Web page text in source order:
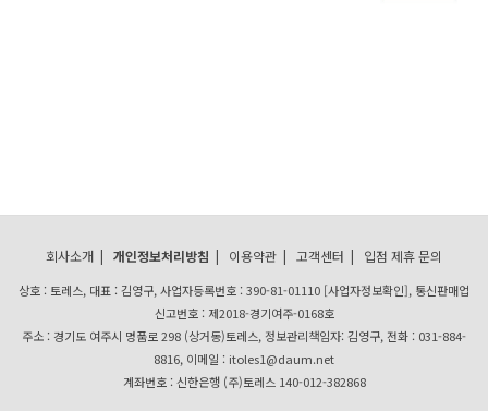
회사소개 | 개인정보처리방침 | 이용약관 | 고객센터 | 입점 제휴 문의
상호 : 토레스, 대표 : 김영구, 사업자등록번호 : 390-81-01110 [사업자정보확인], 통신판매업
신고번호 : 제2018-경기여주-0168호
주소 : 경기도 여주시 명품로 298 (상거동)토레스, 정보관리책임자: 김영구, 전화 : 031-884-
8816, 이메일 : itoles1@daum.net
계좌번호 : 신한은행 (주)토레스 140-012-382868